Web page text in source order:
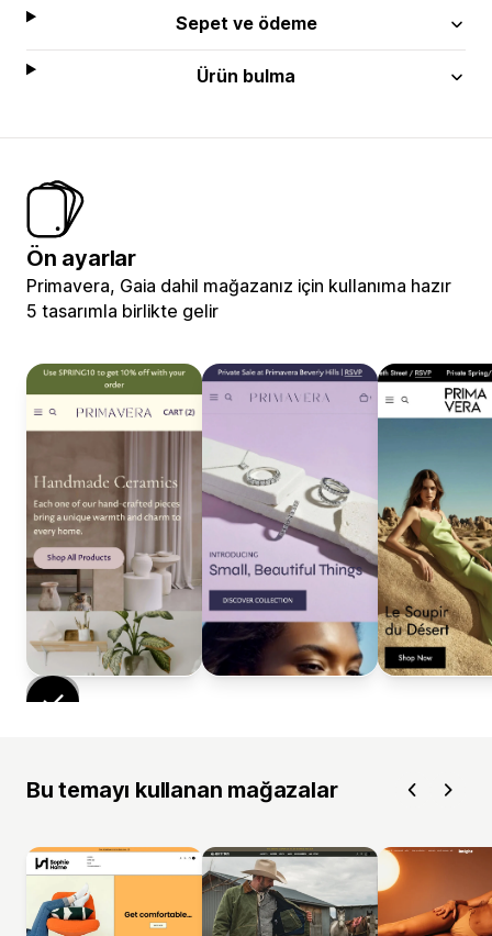
Sepet ve ödeme
Ürün bulma
Ön ayarlar
Primavera, Gaia dahil mağazanız için kullanıma hazır
5 tasarımla birlikte gelir
Bu temayı kullanan mağazalar